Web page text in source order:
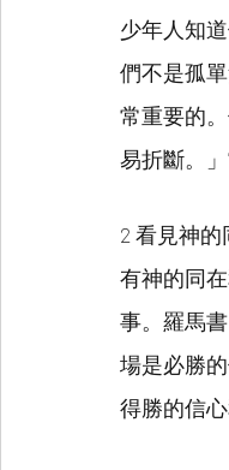
少年人知
們不是孤
常重要的
易折斷。
2 看見神
有神的同
事。羅馬
場是必勝
得勝的信心